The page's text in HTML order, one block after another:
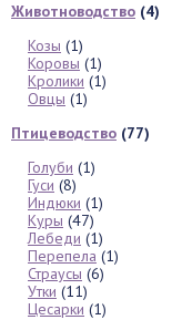
Животноводство (4)
Козы (1)
Коровы (1)
Кролики (1)
Овцы (1)
Птицеводство (77)
Голуби (1)
Гуси (8)
Индюки (1)
Куры (47)
Лебеди (1)
Перепела (1)
Страусы (6)
Утки (11)
Цесарки (1)